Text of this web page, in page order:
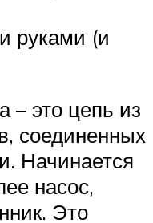
руками (и
– это цепь из
соединенных
Начинается
насос,
Это